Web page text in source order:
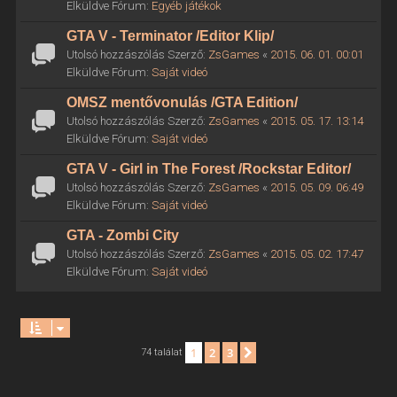
Elküldve Fórum: Egyéb játékok
GTA V - Terminator /Editor Klip/
Utolsó hozzászólás Szerző: ZsGames « 2015. 06. 01. 00:01
Elküldve Fórum: Saját videó
OMSZ mentővonulás /GTA Edition/
Utolsó hozzászólás Szerző: ZsGames « 2015. 05. 17. 13:14
Elküldve Fórum: Saját videó
GTA V - Girl in The Forest /Rockstar Editor/
Utolsó hozzászólás Szerző: ZsGames « 2015. 05. 09. 06:49
Elküldve Fórum: Saját videó
GTA - Zombi City
Utolsó hozzászólás Szerző: ZsGames « 2015. 05. 02. 17:47
Elküldve Fórum: Saját videó
74 találat 1 2 3